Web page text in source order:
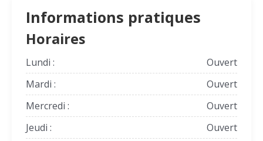
Informations pratiques
Horaires
Lundi :
Ouvert
Mardi :
Ouvert
Mercredi :
Ouvert
Jeudi :
Ouvert